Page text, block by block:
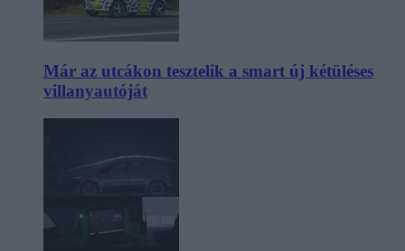
Már az utcákon tesztelik a smart új kétüléses
villanyautóját